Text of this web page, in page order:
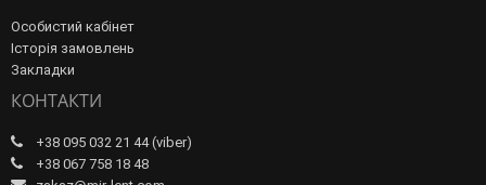
Особистий кабінет
Історія замовлень
Закладки
КОНТАКТИ
+38 095 032 21 44 (viber)
+38 067 758 18 48